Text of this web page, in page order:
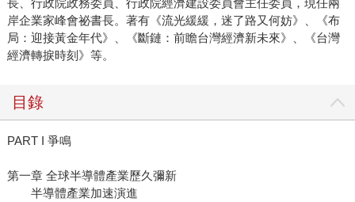
長、行政院政務委員、行政院經濟建設委員會主任委員，現任兩
岸企業家峰會祕書長。著有《流光緩緩，迷了路又何妨》、《布
局：迎接黃金年代》、《斷鏈：前瞻台灣經濟新未來》、《台灣
經濟轉捩時刻》等。
目錄
PART I 爭鳴
第一章 全球半導體產業歷久彌新
半導體產業加速演進